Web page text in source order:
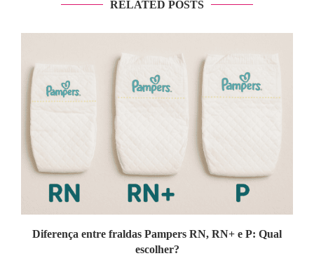
RELATED POSTS
Diferença entre fraldas Pampers RN, RN+ e P: Qual
escolher?